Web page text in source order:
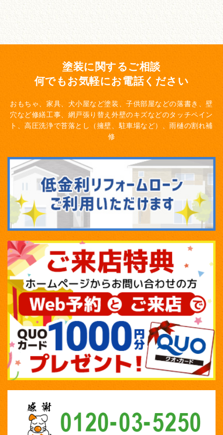
塗装に関するご相談
何でもお気軽にお電話ください
おもちゃ、家具、犬小屋など塗装、子供部屋などの落書き、壁
穴など修繕工事、網戸張り替え 外壁のキズなどのタッチペイン
ト、高圧洗浄で苔落とし（擁壁、駐車場など）、雨樋の割れ補
修